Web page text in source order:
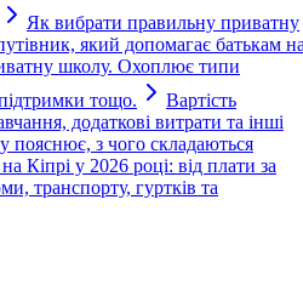
Як вибрати правильну приватну
який допомагає батькам
школу. Охоплює типи
тощо.
Вартість
додаткові витрати та інші
пояснює, з чого складаються
Кіпрі у 2026 році: від плати за
транспорту, гуртків та